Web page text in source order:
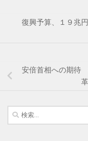
復興予算、１９兆
安倍首相への期待
検
索: